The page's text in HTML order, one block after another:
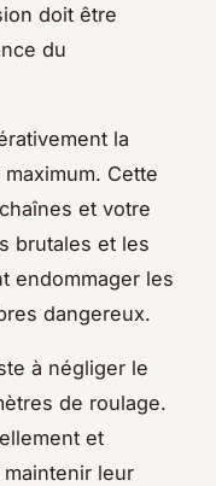
doit être
du
la
Cette
et votre
brutales et les
endommager les
dangereux.
à négliger le
de roulage.
et
leur